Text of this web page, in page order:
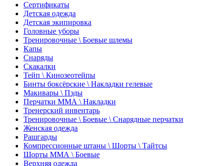
Сертификаты
Детская одежда
Детская экипировка
Головные уборы
Тренировочные \ Боевые шлемы
Капы
Снаряды
Скакалки
Тейп \ Кинозеотейпы
Бинты боксёрские \ Накладки гелевые
Макивары \ Пэды
Перчатки ММА \ Накладки
Тренерский инвентарь
Тренировочные \ Боевые \ Снарядные перчатки
Женская одежда
Рашгарды
Компрессионные штаны \ Шорты \ Тайтсы
Шорты ММА \ Боевые
Верхняя одежда